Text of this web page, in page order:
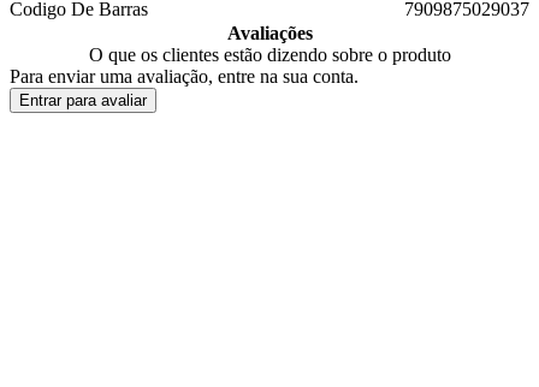
Codigo De Barras
7909875029037
Avaliações
O que os clientes estão dizendo sobre o produto
Para enviar uma avaliação, entre na sua conta.
Entrar para avaliar